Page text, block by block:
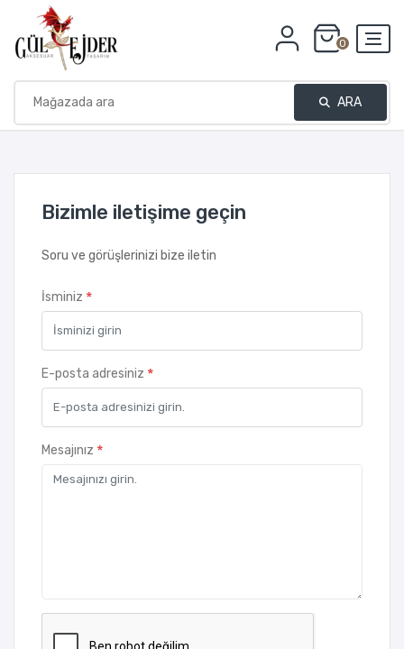
0
ARA
Bizimle iletişime geçin
Soru ve görüşlerinizi bize iletin
İsminiz *
E-posta adresiniz *
Mesajınız *